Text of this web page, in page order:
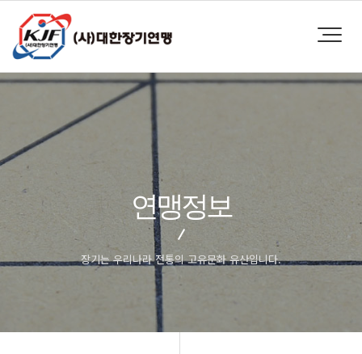
연맹정보
장기는 우리나라 전통의 고유문화 유산입니다.